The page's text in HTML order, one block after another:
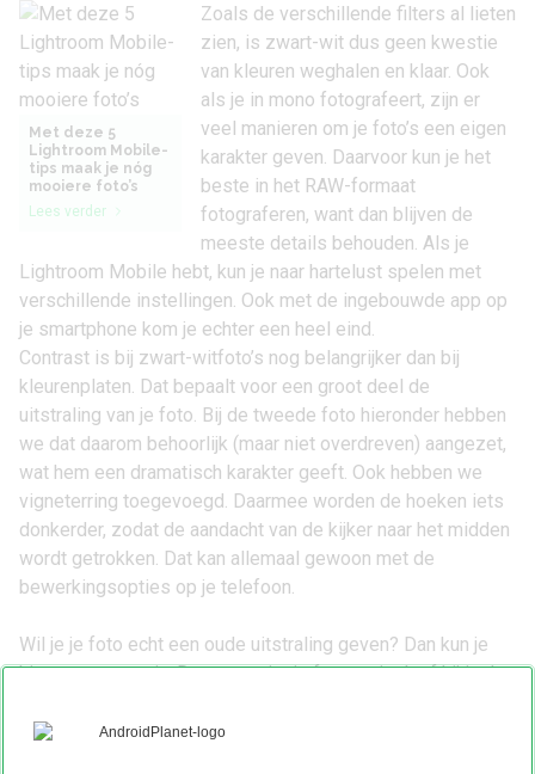
Met deze 5
Lightroom Mobile-
tips maak je nóg
mooiere foto’s
Lees verder
Zoals de verschillende filters al lieten
zien, is zwart-wit dus geen kwestie
van kleuren weghalen en klaar. Ook
als je in mono fotografeert, zijn er
veel manieren om je foto’s een eigen
karakter geven. Daarvoor kun je het
beste in het RAW-formaat
fotograferen, want dan blijven de
meeste details behouden. Als je
Lightroom Mobile hebt, kun je naar hartelust spelen met
verschillende instellingen. Ook met de ingebouwde app op
je smartphone kom je echter een heel eind.
Contrast is bij zwart-witfoto’s nog belangrijker dan bij
kleurenplaten. Dat bepaalt voor een groot deel de
uitstraling van je foto. Bij de tweede foto hieronder hebben
we dat daarom behoorlijk (maar niet overdreven) aangezet,
wat hem een dramatisch karakter geeft. Ook hebben we
vigneterring toegevoegd. Daarmee worden de hoeken iets
donkerder, zodat de aandacht van de kijker naar het midden
wordt getrokken. Dat kan allemaal gewoon met de
bewerkingsopties op je telefoon.
Wil je je foto echt een oude uitstraling geven? Dan kun je
kiezen voor sepia. Daarmee ziet je foto eruit alsof hij in de
een kant-en-klaar filter voor aan, maar in Lightroom creëer